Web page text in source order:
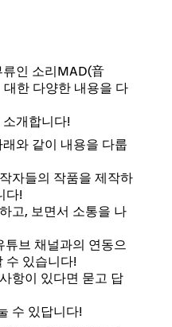
류인 소리MAD(音
대한 다양한 내용을 다
소개합니다!
와 같이 내용을 다룹
자들의 작품을 제작하
다!
고, 보면서 소통을 나
튜브 채널과의 연동으
수 있습니다!
항이 있다면 묻고 답
수 있답니다!